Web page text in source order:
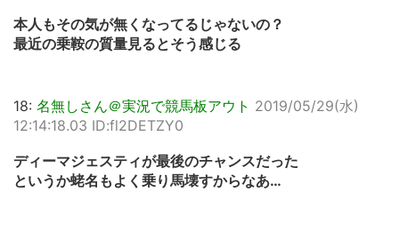
本人もその気が無くなってるじゃないの？
最近の乗鞍の質量見るとそう感じる
18: 名無しさん＠実況で競馬板アウト 2019/05/29(水)
12:14:18.03 ID:fl2DETZY0
ディーマジェスティが最後のチャンスだった
というか蛯名もよく乗り馬壊すからなあ…